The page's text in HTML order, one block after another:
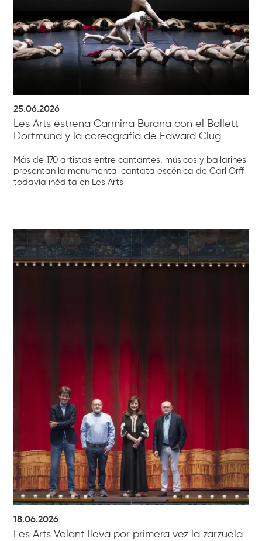
25.06.2026
Les Arts estrena Carmina Burana con el Ballett
Dortmund y la coreografía de Edward Clug
Más de 170 artistas entre cantantes, músicos y bailarines
presentan la monumental cantata escénica de Carl Orff
todavía inédita en Les Arts
18.06.2026
Les Arts Volant lleva por primera vez la zarzuela